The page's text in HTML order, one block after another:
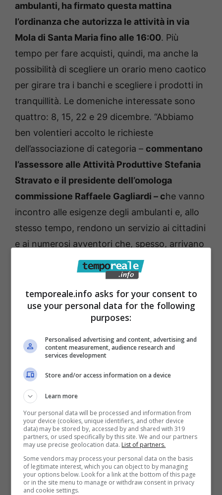
ambulanti, ha firmato questa mattina
l’ordinanza che autorizza le attività in via
Mola di Santa Maria fino alle 16:00. Più
tempo per fare acquisti, quindi, ma anche la
possibilità di scegliere un orario meno caotico
per girare tra i banchi e scegliere i prodotti in
tranquillità. Le domeniche interessate sono
quattro: 8, 15, 22 e 29 dicembre. “Abbiamo
ben volentieri accolto le richieste
dell’associazione di categoria – commentano
l’assessore alle Attività Produttive Stefania
Stravato e il presidente dell’omologa
commissione Raffaele Gagliardi – che vanno
incontro alle esigenze degli ambulanti e, allo
stesso tempo, rendono un servizio ai cittadini
e ai numerosi avventori che, spesso, arrivano
da lontano per fare acquisti al mercato di
temporeale.info asks for your consent to
use your personal data for the following
purposes:
Personalised advertising and content, advertising and
content measurement, audience research and
services development
Store and/or access information on a device
Learn more
Your personal data will be processed and information from
your device (cookies, unique identifiers, and other device
data) may be stored by, accessed by and shared with 319
partners, or used specifically by this site. We and our partners
may use precise geolocation data. List of partners.
Some vendors may process your personal data on the basis
of legitimate interest, which you can object to by managing
your options below. Look for a link at the bottom of this page
or in the site menu to manage or withdraw consent in privacy
and cookie settings.